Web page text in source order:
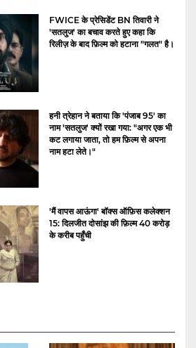
FWICE के प्रेसिडेंट BN तिवारी ने
'सतलुज' का बचाव करते हुए कहा कि
रिलीज़ के बाद फ़िल्म को हटाना "गलत" है।
हनी त्रेहान ने बताया कि 'पंजाब 95' का
नाम 'सतलुज' क्यों रखा गया: "अगर एक भी
कट लगाया जाता, तो हम फ़िल्म से अपना
नाम हटा लेते।"
'मैं वापस आऊंगा' बॉक्स ऑफ़िस कलेक्शन
15: दिलजीत दोसांझ की फ़िल्म 40 करोड़
के करीब पहुँची